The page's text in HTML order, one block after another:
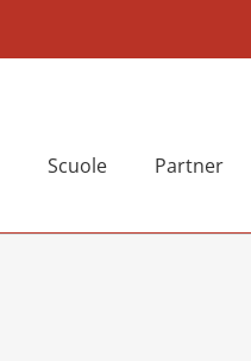
Scuole Partner